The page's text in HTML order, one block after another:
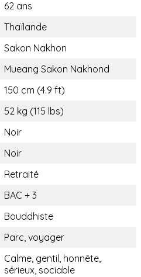
62 ans
Thaïlande
Sakon Nakhon
Mueang Sakon Nakhond
150 cm (4.9 ft)
52 kg (115 lbs)
Noir
Noir
Retraité
BAC + 3
Bouddhiste
Parc, voyager
Calme, gentil, honnête,
sérieux, sociable